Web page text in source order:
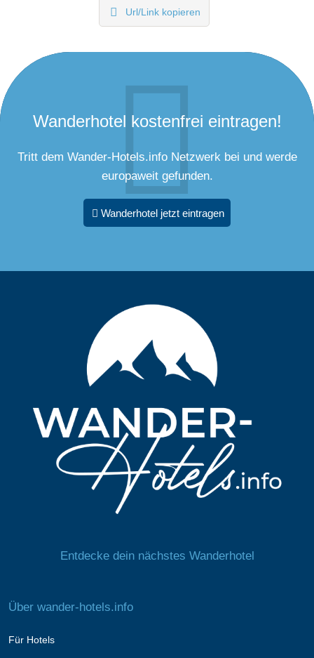
Url/Link kopieren
Wanderhotel kostenfrei eintragen!
Tritt dem Wander-Hotels.info Netzwerk bei und werde
europaweit gefunden.
Wanderhotel jetzt eintragen
Entdecke dein nächstes Wanderhotel
Über wander-hotels.info
Für Hotels